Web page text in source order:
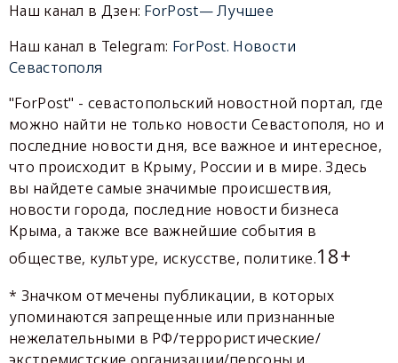
Наш канал в Дзен: ForPost— Лучшее
Наш канал в Telegram: ForPost. Новости
Севастополя
"ForPost" - севастопольский новостной портал, где
можно найти не только новости Севастополя, но и
последние новости дня, все важное и интересное,
что происходит в Крыму, России и в мире. Здесь
вы найдете самые значимые происшествия,
новости города, последние новости бизнеса
Крыма, а также все важнейшие события в
обществе, культуре, искусстве, политике.18+
* Значком отмечены публикации, в которых
упоминаются запрещенные или признанные
нежелательными в РФ/террористические/